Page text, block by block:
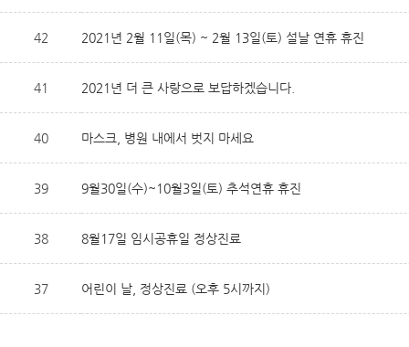
42 2021년 2월 11일(목) ~ 2월 13일(토) 설날 연휴 휴진
41 2021년 더 큰 사랑으로 보답하겠습니다.
40 마스크, 병원 내에서 벗지 마세요
39 9월30일(수)~10월3일(토) 추석연휴 휴진
38 8월17일 임시공휴일 정상진료
37 어린이 날, 정상진료 (오후 5시까지)